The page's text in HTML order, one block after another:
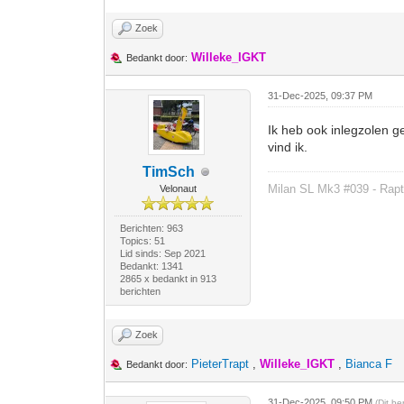
Zoek
Bedankt door: Willeke_IGKT
TimSch
Velonaut
Berichten: 963
Topics: 51
Lid sinds: Sep 2021
Bedankt: 1341
2865 x bedankt in 913
berichten
31-Dec-2025, 09:37 PM
Ik heb ook inlegzolen
vind ik.
Milan SL Mk3 #039 -
Zoek
Bedankt door: PieterTrapt ,Willeke_IGKT , Bianca F